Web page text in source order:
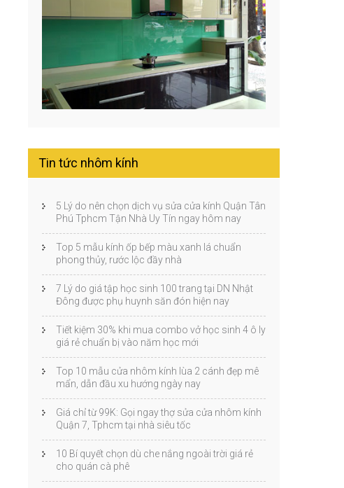
Tin tức nhôm kính
5 Lý do nên chọn dịch vụ sửa cửa kính Quận Tân
Phú Tphcm Tận Nhà Uy Tín ngay hôm nay
Top 5 mẫu kính ốp bếp màu xanh lá chuẩn
phong thủy, rước lộc đầy nhà
7 Lý do giá tập học sinh 100 trang tại DN Nhật
Đông được phụ huynh săn đón hiện nay
Tiết kiệm 30% khi mua combo vở học sinh 4 ô ly
giá rẻ chuẩn bị vào năm học mới
Top 10 mẫu cửa nhôm kính lùa 2 cánh đẹp mê
mẩn, dẫn đầu xu hướng ngày nay
Giá chỉ từ 99K: Gọi ngay thợ sửa cửa nhôm kính
Quận 7, Tphcm tại nhà siêu tốc
10 Bí quyết chọn dù che nắng ngoài trời giá rẻ
cho quán cà phê